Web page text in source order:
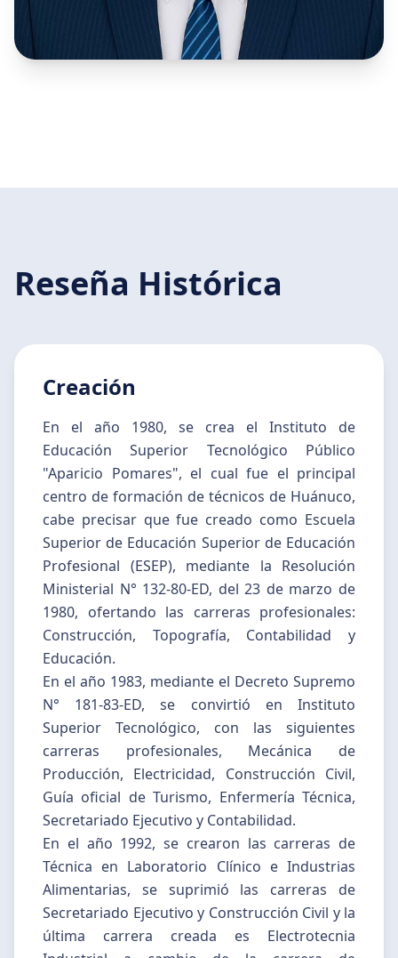
Reseña Histórica
Creación
En el año 1980, se crea el Instituto de
Educación Superior Tecnológico Público
"Aparicio Pomares", el cual fue el principal
centro de formación de técnicos de Huánuco,
cabe precisar que fue creado como Escuela
Superior de Educación Superior de Educación
Profesional (ESEP), mediante la Resolución
Ministerial N° 132-80-ED, del 23 de marzo de
1980, ofertando las carreras profesionales:
Construcción, Topografía, Contabilidad y
Educación.
En el año 1983, mediante el Decreto Supremo
N° 181-83-ED, se convirtió en Instituto
Superior Tecnológico, con las siguientes
carreras profesionales, Mecánica de
Producción, Electricidad, Construcción Civil,
Guía oficial de Turismo, Enfermería Técnica,
Secretariado Ejecutivo y Contabilidad.
En el año 1992, se crearon las carreras de
Técnica en Laboratorio Clínico e Industrias
Alimentarias, se suprimió las carreras de
Secretariado Ejecutivo y Construcción Civil y la
última carrera creada es Electrotecnia